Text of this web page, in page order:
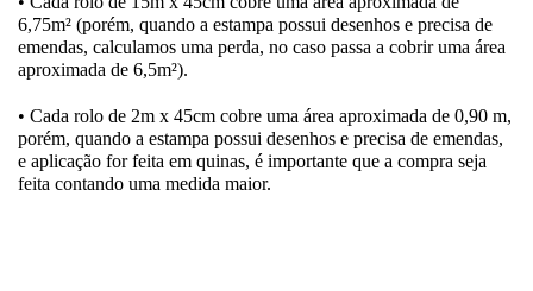
6,75m² (porém, quando a estampa possui desenhos e precisa de
emendas, calculamos uma perda, no caso passa a cobrir uma área
aproximada de 6,5m²).
• Cada rolo de 2m x 45cm cobre uma área aproximada de 0,90 m,
porém, quando a estampa possui desenhos e precisa de emendas,
e aplicação for feita em quinas, é importante que a compra seja
feita contando uma medida maior.